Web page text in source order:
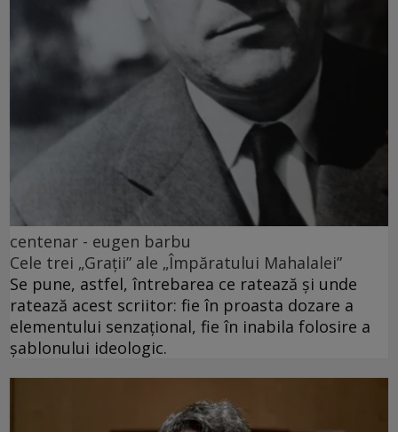
centenar - eugen barbu
Cele trei „Grații” ale „Împăratului Mahalalei”
Se pune, astfel, întrebarea ce ratează și unde
ratează acest scriitor: fie în proasta dozare a
elementului senzațional, fie în inabila folosire a
șablonului ideologic.